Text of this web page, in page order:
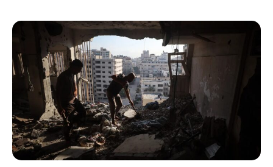
“Funeral para toda Gaza” — enquanto o Conselho da Paz